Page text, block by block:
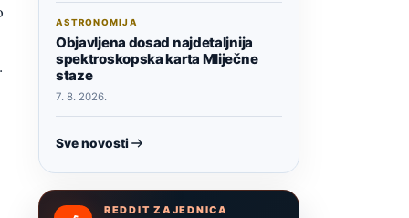
ASTRONOMIJA
Objavljena dosad najdetaljnija
spektroskopska karta Mliječne
staze
7. 8. 2026.
Sve novosti
REDDIT ZAJEDNICA